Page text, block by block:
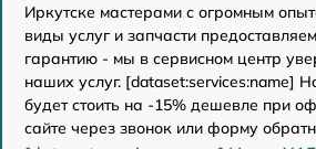
Иркутске мастерами с огромным
виды услуг и запчасти
гарантию - мы в сервисном центр
наших услуг. [dataset:services:name]
будет стоить на -15% дешевле при
сайте через звонок или форму